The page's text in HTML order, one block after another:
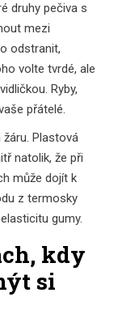
druhy pečiva s
mezi
odstranit,
volte tvrdé, ale
Ryby,
přátelé.
Plastová
natolik, že při
může dojít k
z termosky
gumy.
kdy
si